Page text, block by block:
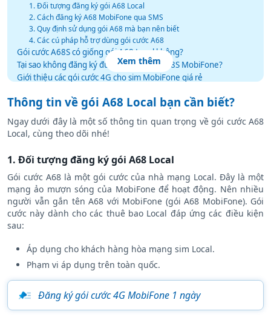
1. Đối tượng đăng ký gói A68 Local
2. Cách đăng ký A68 MobiFone qua SMS
3. Quy định sử dụng gói A68 mà bạn nên biết
4. Các cú pháp hỗ trợ dùng gói cước A68
Gói cước A68S có giống gói A68 Local không?
Tại sao không đăng ký được gói A68 và A68S MobiFone?
Giới thiệu các gói cước 4G cho sim MobiFone giá rẻ
Xem thêm
Thông tin về gói A68 Local bạn cần biết?
Ngay dưới đây là một số thông tin quan trọng về gói cước A68
Local, cùng theo dõi nhé!
1. Đối tượng đăng ký gói A68 Local
Gói cước A68 là một gói cước của nhà mạng Local. Đây là một
mạng ảo mượn sóng của MobiFone để hoạt động. Nên nhiều
người vẫn gắn tên A68 với MobiFone (gói A68 MobiFone). Gói
cước này dành cho các thuê bao Local đáp ứng các điều kiện
sau:
Áp dụng cho khách hàng hòa mạng sim Local.
Phạm vi áp dụng trên toàn quốc.
Đăng ký gói cước 4G MobiFone 1 ngày